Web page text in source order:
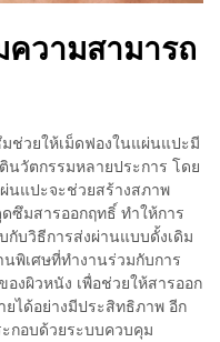
ความสามารถ
ช่วยให้เม็ดฟองในแผ่นแปะมี
วัตกรรมหลายประการ โดย
นแปะจะช่วยสร้างสภาพ
ซึมสารออกฤทธิ์ ทำให้การ
กับวิธีการส่งผ่านแบบดั้งเดิม
พิเศษที่ทำงานร่วมกับการ
งผิวหนัง เพื่อช่วยให้สารออก
ยได้อย่างมีประสิทธิภาพ อีก
กอบด้วยระบบควบคุม